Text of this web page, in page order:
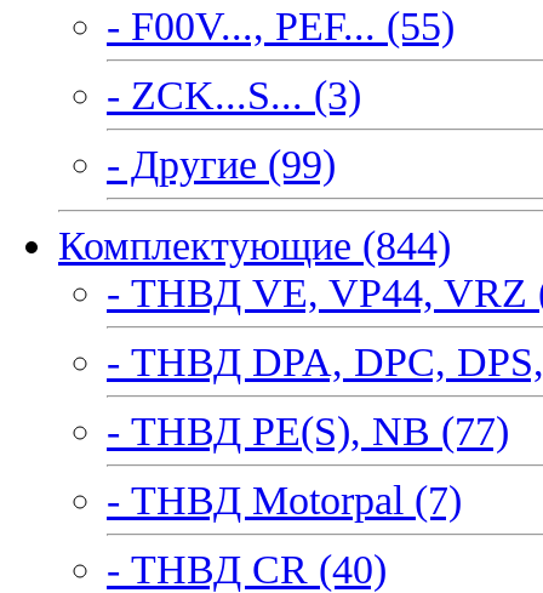
- F00V..., PEF... (55)
- ZCK...S... (3)
- Другие (99)
Комплектующие (844)
- ТНВД VE, VP44, VRZ
- ТНВД DPA, DPC,
- ТНВД PE(S), NB (77)
- ТНВД Motorpal (7)
- ТНВД CR (40)